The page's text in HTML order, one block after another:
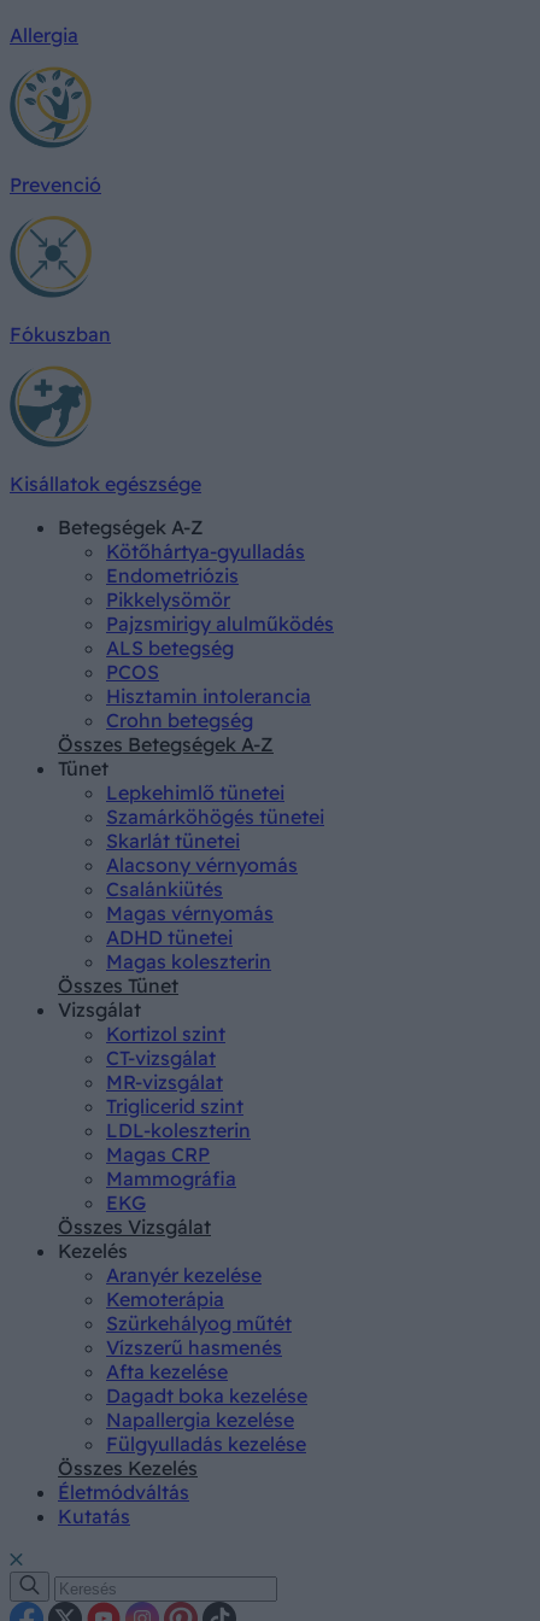
Allergia
Prevenció
Fókuszban
Kisállatok egészsége
Betegségek A-Z
Kötőhártya-gyulladás
Endometriózis
Pikkelysömör
Pajzsmirigy alulműködés
ALS betegség
PCOS
Hisztamin intolerancia
Crohn betegség
Összes Betegségek A-Z
Tünet
Lepkehimlő tünetei
Szamárköhögés tünetei
Skarlát tünetei
Alacsony vérnyomás
Csalánkiütés
Magas vérnyomás
ADHD tünetei
Magas koleszterin
Összes Tünet
Vizsgálat
Kortizol szint
CT-vizsgálat
MR-vizsgálat
Triglicerid szint
LDL-koleszterin
Magas CRP
Mammográfia
EKG
Összes Vizsgálat
Kezelés
Aranyér kezelése
Kemoterápia
Szürkehályog műtét
Vízszerű hasmenés
Afta kezelése
Dagadt boka kezelése
Napallergia kezelése
Fülgyulladás kezelése
Összes Kezelés
Életmódváltás
Kutatás